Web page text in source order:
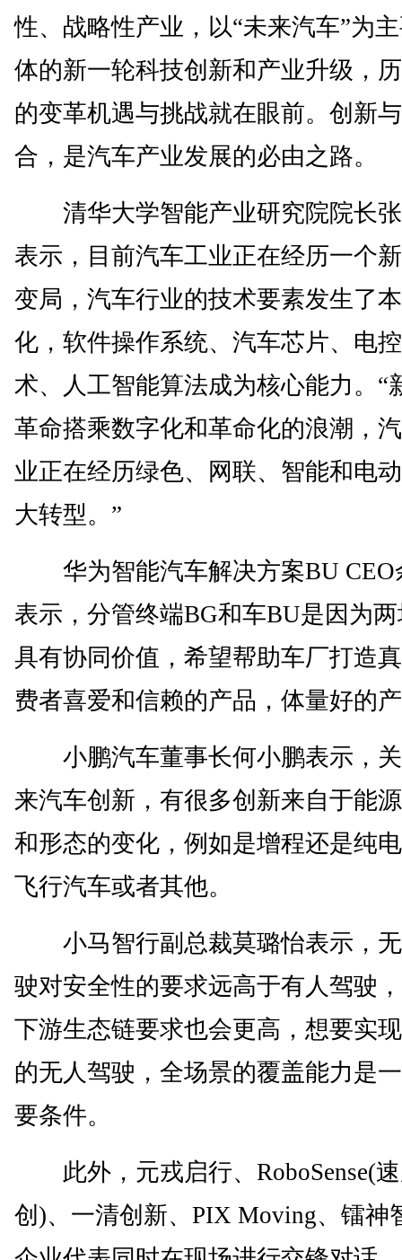
性、战略性产业，以“未来汽车”为
体的新一轮科技创新和产业升级，
的变革机遇与挑战就在眼前。创新
合，是汽车产业发展的必由之路。
清华大学智能产业研究院院长
表示，目前汽车工业正在经历一个
变局，汽车行业的技术要素发生了
化，软件操作系统、汽车芯片、电
术、人工智能算法成为核心能力。“
革命搭乘数字化和革命化的浪潮，
业正在经历绿色、网联、智能和电
大转型。”
华为智能汽车解决方案BU CEO
表示，分管终端BG和车BU是因为
具有协同价值，希望帮助车厂打造
费者喜爱和信赖的产品，体量好的
小鹏汽车董事长何小鹏表示，
来汽车创新，有很多创新来自于能
和形态的变化，例如是增程还是纯
飞行汽车或者其他。
小马智行副总裁莫璐怡表示，
驶对安全性的要求远高于有人驾驶
下游生态链要求也会更高，想要实
的无人驾驶，全场景的覆盖能力是
要条件。
此外，元戎启行、RoboSense(
创)、一清创新、PIX Moving、镭神